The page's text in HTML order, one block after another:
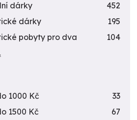
dárky
452
dárky
195
pobyty pro dva
104
1000 Kč
33
1500 Kč
67